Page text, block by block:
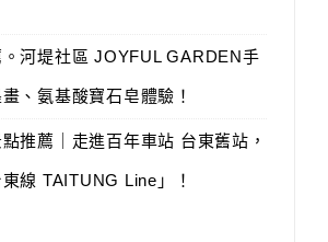
河堤社區 JOYFUL GARDEN手
、氨基酸寶石皂體驗！
推薦｜走進百年車站 台東舊站，
線 TAITUNG Line」！